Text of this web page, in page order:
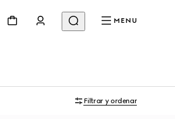
MENU
Filtrar y ordenar